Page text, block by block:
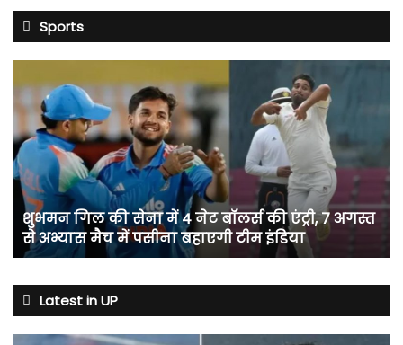
Sports
गिल
की
में
4
नेट
बॉलर्स
की
एंट्री,
7
अभ्यास
मैच
शुभमन गिल की सेना में 4 नेट बॉलर्स की एंट्री, 7 अगस्त
से अभ्यास मैच में पसीना बहाएगी टीम इंडिया
Latest in UP